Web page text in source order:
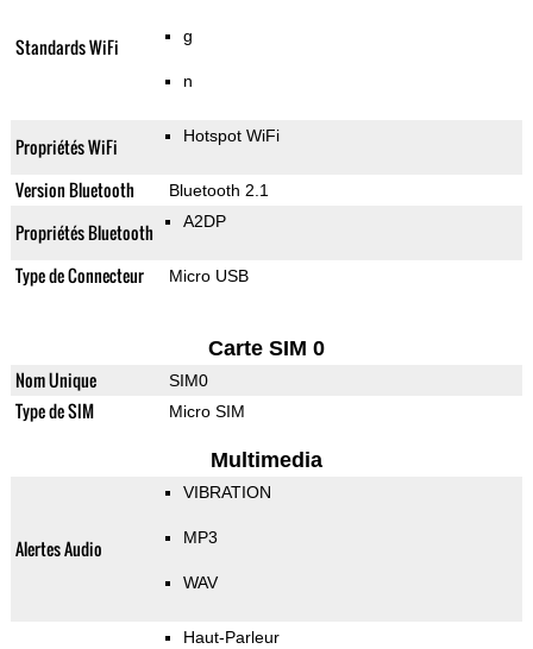
Standards WiFi g
n
Propriétés WiFi Hotspot WiFi
Version Bluetooth Bluetooth 2.1
Propriétés Bluetooth A2DP
Type de Connecteur Micro USB
Carte SIM 0
Nom Unique SIM0
Type de SIM Micro SIM
Multimedia
Alertes Audio
VIBRATION
MP3
WAV
Haut-Parleur